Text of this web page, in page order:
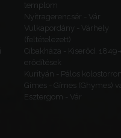
templom
Nyitragerencsér - Vár
Vulkapordány - Várhely
(feltételezett)
Cibakháza - Kiserőd,
erődítések
Kurityán - Pálos
Gímes - Gímes (Ghymes)
Esztergom - Vár